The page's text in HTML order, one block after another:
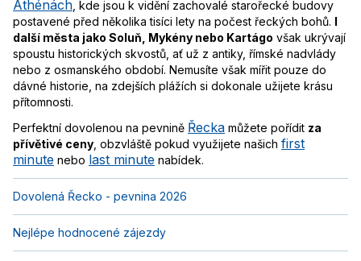
Athénách , kde jsou k vidění zachovalé starořecké budovy
postavené před několika tisíci lety na počest řeckých bohů. I
další města jako Soluň, Mykény nebo Kartágo však ukrývají
spoustu historických skvostů, ať už z antiky, římské nadvlády
nebo z osmanského období. Nemusíte však mířit pouze do
dávné historie, na zdejších plážích si dokonale užijete krásu
přítomnosti.
Perfektní dovolenou na pevnině Řecka můžete pořídit za
přívětivé ceny , obzvláště pokud využijete našich first
minute nebo last minute nabídek.
Dovolená Řecko - pevnina 2026
Nejlépe hodnocené zájezdy